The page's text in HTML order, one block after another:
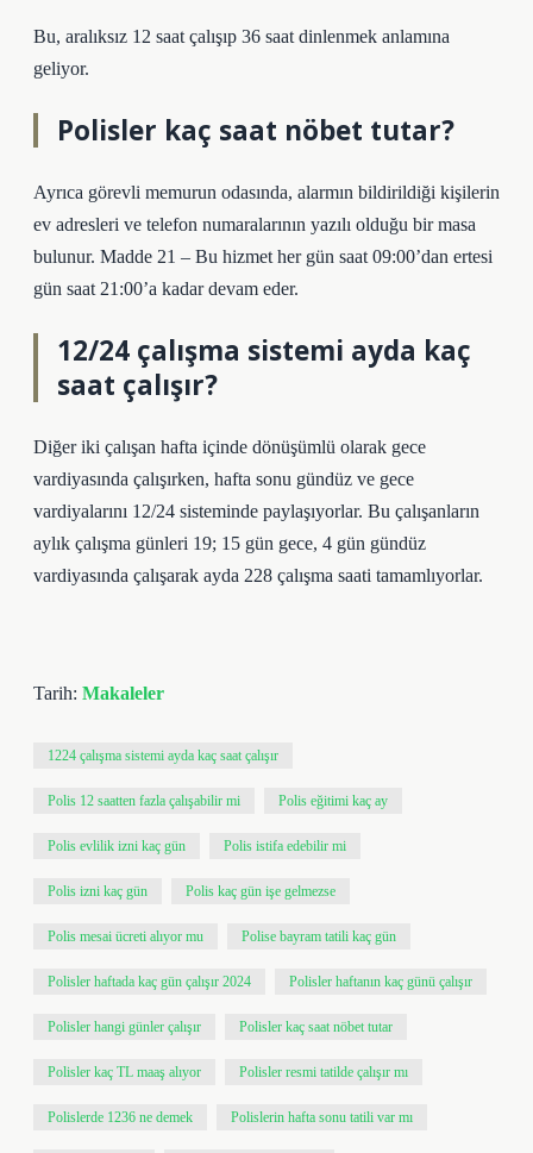
Bu, aralıksız 12 saat çalışıp 36 saat dinlenmek anlamına
geliyor.
Polisler kaç saat nöbet tutar?
Ayrıca görevli memurun odasında, alarmın bildirildiği kişilerin
ev adresleri ve telefon numaralarının yazılı olduğu bir masa
bulunur. Madde 21 – Bu hizmet her gün saat 09:00’dan ertesi
gün saat 21:00’a kadar devam eder.
12/24 çalışma sistemi ayda kaç
saat çalışır?
Diğer iki çalışan hafta içinde dönüşümlü olarak gece
vardiyasında çalışırken, hafta sonu gündüz ve gece
vardiyalarını 12/24 sisteminde paylaşıyorlar. Bu çalışanların
aylık çalışma günleri 19; 15 gün gece, 4 gün gündüz
vardiyasında çalışarak ayda 228 çalışma saati tamamlıyorlar.
Tarih: Makaleler
1224 çalışma sistemi ayda kaç saat çalışır
Polis 12 saatten fazla çalışabilir mi Polis eğitimi kaç ay
Polis evlilik izni kaç gün Polis istifa edebilir mi
Polis izni kaç gün Polis kaç gün işe gelmezse
Polis mesai ücreti alıyor mu Polise bayram tatili kaç gün
Polisler haftada kaç gün çalışır 2024 Polisler haftanın kaç günü çalışır
Polisler hangi günler çalışır Polisler kaç saat nöbet tutar
Polisler kaç TL maaş alıyor Polisler resmi tatilde çalışır mı
Polislerde 1236 ne demek Polislerin hafta sonu tatili var mı